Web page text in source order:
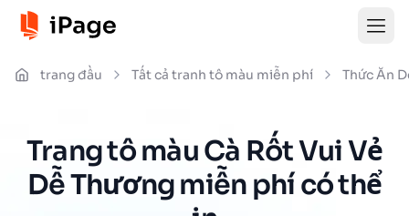
trang đầu Tất cả tranh tô màu miễn phí Thức Ăn
Trang tô màu Cà Rốt Vui Vẻ
Dễ Thương miễn phí có thể